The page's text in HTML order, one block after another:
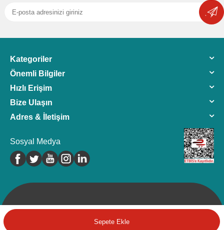
Sepete Ekle
Sepete Ekle
Kategoriler
Önemli Bilgiler
Hızlı Erişim
Bize Ulaşın
Adres & İletişim
Sosyal Medya